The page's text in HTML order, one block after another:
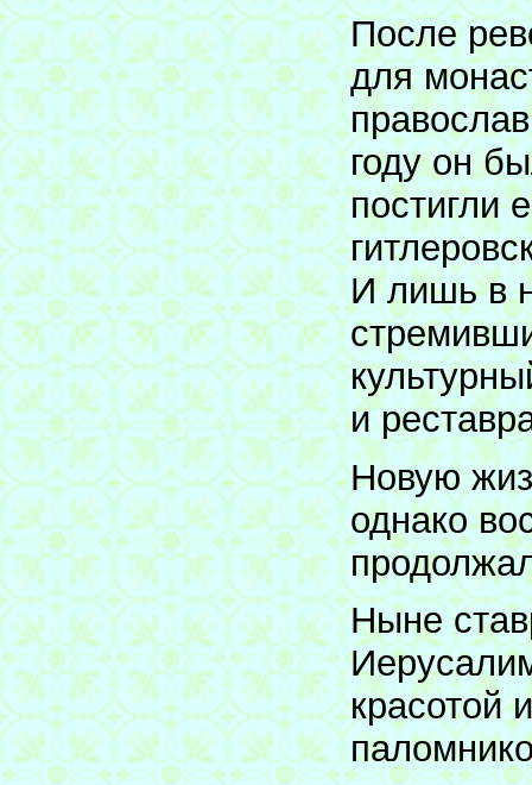
После
для
году он
постигли
И лишь в
и
Новую
однако
Ныне
красотой